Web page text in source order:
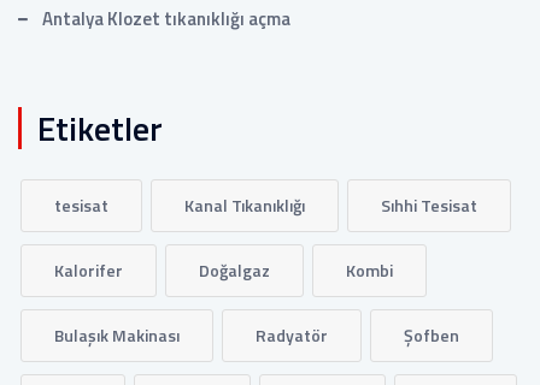
Antalya Klozet tıkanıklığı açma
Etiketler
tesisat Kanal Tıkanıklığı Sıhhi Tesisat
Kalorifer Doğalgaz Kombi
Bulaşık Makinası Radyatör Şofben